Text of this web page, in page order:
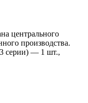
центрального
производства.
серии) — 1 шт.,